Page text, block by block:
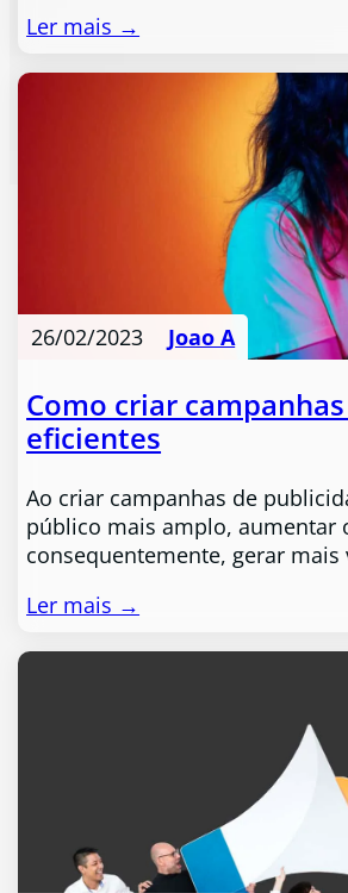
Ler mais →
26/02/2023 Joao A
Como criar
eficientes
Ao criar campanhas de
público mais amplo, aumentar
consequentemente, gerar
Ler mais →